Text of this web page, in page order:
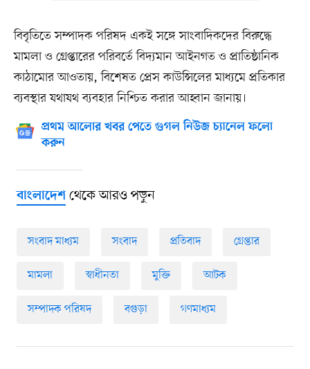
বিবৃতিতে সম্পাদক পরিষদ একই সঙ্গে সাংবাদিকদের বিরুদ্ধে
মামলা ও গ্রেপ্তারের পরিবর্তে বিদ্যমান আইনগত ও প্রাতিষ্ঠানিক
কাঠামোর আওতায়, বিশেষত প্রেস কাউন্সিলের মাধ্যমে প্রতিকার
ব্যবস্থার যথাযথ ব্যবহার নিশ্চিত করার আহ্বান জানায়।
প্রথম আলোর খবর পেতে গুগল নিউজ চ্যানেল ফলো
করুন
বাংলাদেশথেকে আরও পড়ুন
সংবাদ মাধ্যম সংবাদ প্রতিবাদ গ্রেপ্তার
মামলা স্বাধীনতা মুক্তি আটক
সম্পাদক পরিষদ বগুড়া গণমাধ্যম